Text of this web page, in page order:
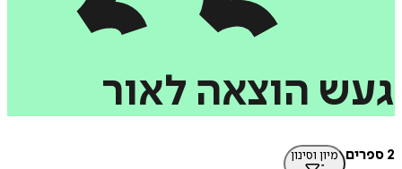
געש הוצאה לאור
2 ספרים מיון וסינון